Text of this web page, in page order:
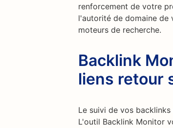
renforcement de votre
l'autorité de domaine de
moteurs de recherche.
Backlink
liens retour
Le suivi de vos
L'outil Backlink Monitor